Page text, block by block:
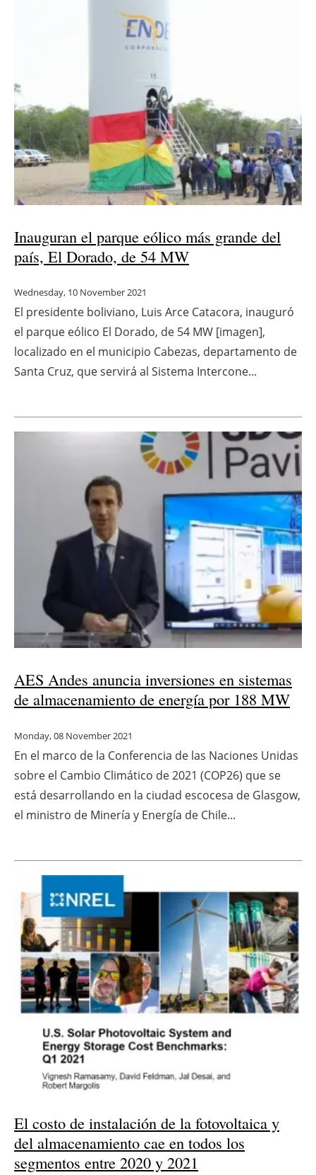
Inauguran el parque eólico más grande del
país, El Dorado, de 54 MW
Wednesday, 10 November 2021
El presidente boliviano, Luis Arce Catacora, inauguró
el parque eólico El Dorado, de 54 MW [imagen],
localizado en el municipio Cabezas, departamento de
Santa Cruz, que servirá al Sistema Intercone...
AES Andes anuncia inversiones en sistemas
de almacenamiento de energía por 188 MW
Monday, 08 November 2021
En el marco de la Conferencia de las Naciones Unidas
sobre el Cambio Climático de 2021 (COP26) que se
está desarrollando en la ciudad escocesa de Glasgow,
el ministro de Minería y Energía de Chile...
El costo de instalación de la fotovoltaica y
del almacenamiento cae en todos los
segmentos entre 2020 y 2021